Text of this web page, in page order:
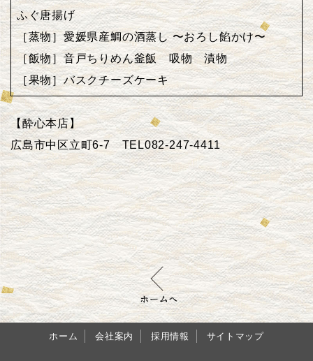
ふぐ唐揚げ
［蒸物］愛媛県産鯛の酒蒸し 〜おろし餡かけ〜
［飯物］音戸ちりめん釜飯 吸物 漬物
［果物］バスクチーズケーキ
【酔心本店】
広島市中区立町6-7 TEL082-247-4411
ホーム 会社案内 採用情報 サイトマップ